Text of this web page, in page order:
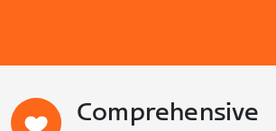
Comprehensive